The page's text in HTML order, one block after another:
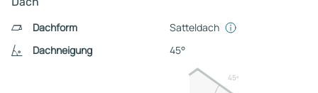
Dachform
Satteldach
Dachneigung
45°
45º